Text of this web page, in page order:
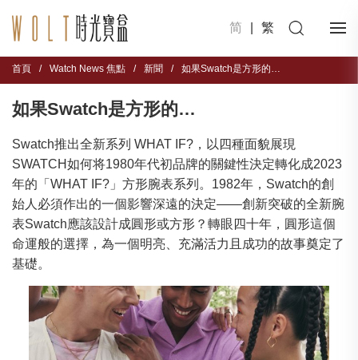
简 繁
首頁 / Watch News 焦點 / 新聞 / 如果Swatch是方形的…
如果Swatch是方形的…
Swatch推出全新系列 WHAT IF?，以四種面貌展現
SWATCH如何将1980年代初品牌的關鍵性決定轉化成2023
年的「WHAT IF?」方形腕表系列。1982年，Swatch的創
始人必須作出的一個影響深遠的決定——創新突破的全新腕
表Swatch應該設計成圓形或方形？轉眼四十年，圓形這個
命運般的選擇，為一個明亮、充滿活力且成功的故事奠定了
基礎。